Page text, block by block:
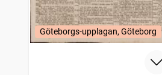
Göteborgs-upplagan, Göteborg